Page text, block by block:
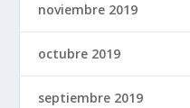
noviembre 2019
octubre 2019
septiembre 2019